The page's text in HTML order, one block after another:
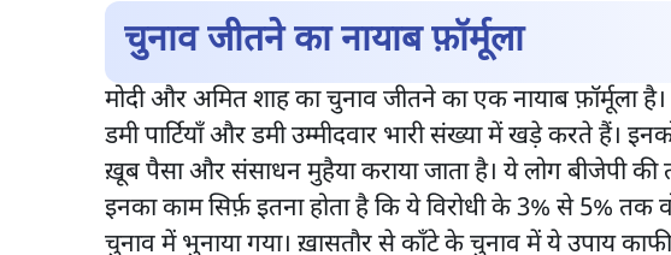
चुनाव जीतने का नायाब फ़ॉर्मूला
मोदी और अमित शाह का चुनाव जीतने का एक नायाब फ़ॉर्मूला है।
डमी पार्टियाँ और डमी उम्मीदवार भारी संख्या में खड़े करते हैं।
ख़ूब पैसा और संसाधन मुहैया कराया जाता है। ये लोग बीजेपी
इनका काम सिर्फ़ इतना होता है कि ये विरोधी के 3% से 5%
चुनाव में भुनाया गया। ख़ासतौर से काँटे के चुनाव में ये उपाय